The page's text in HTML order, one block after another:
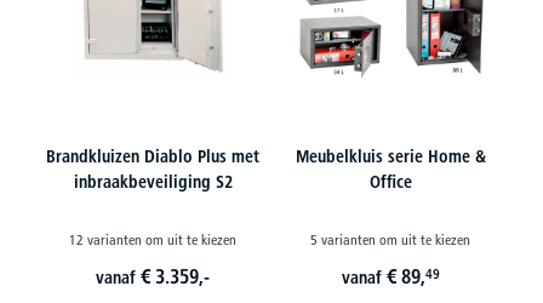
Brandkluizen Diablo Plus met
inbraakbeveiliging S2
12 varianten om uit te kiezen
vanaf € 3.359,-
Meubelkluis serie Home &
Office
5 varianten om uit te kiezen
vanaf € 89,49